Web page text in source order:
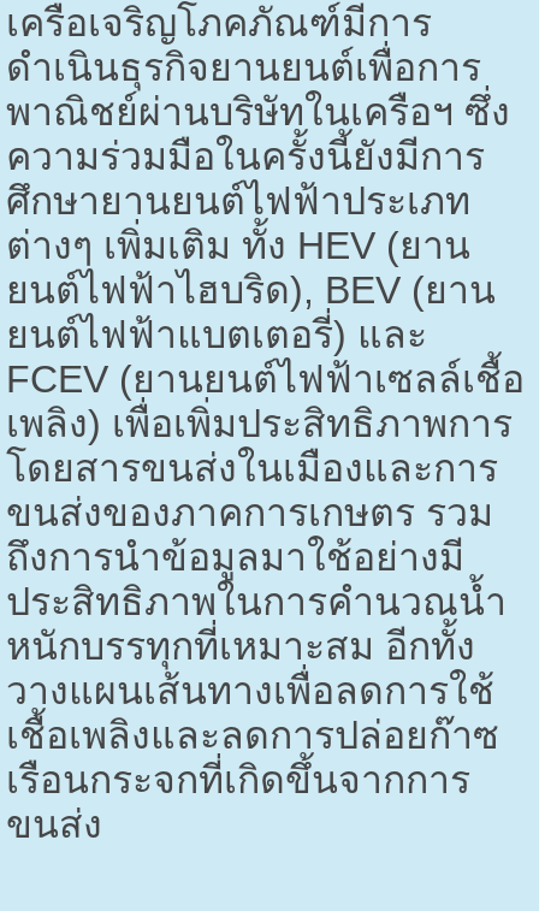
เครือเจริญโภคภัณฑ์มีการ
ดำเนินธุรกิจยานยนต์เพื่อการ
พาณิชย์ผ่านบริษัทในเครือฯ ซึ่ง
ความร่วมมือในครั้งนี้ยังมีการ
ศึกษายานยนต์ไฟฟ้าประเภท
ต่างๆ เพิ่มเติม ทั้ง HEV (ยาน
ยนต์ไฟฟ้าไฮบริด), BEV (ยาน
ยนต์ไฟฟ้าแบตเตอรี่) และ
FCEV (ยานยนต์ไฟฟ้าเซลล์เชื้อ
เพลิง) เพื่อเพิ่มประสิทธิภาพการ
โดยสารขนส่งในเมืองและการ
ขนส่งของภาคการเกษตร รวม
ถึงการนำข้อมูลมาใช้อย่างมี
ประสิทธิภาพในการคำนวณน้ำ
หนักบรรทุกที่เหมาะสม อีกทั้ง
วางแผนเส้นทางเพื่อลดการใช้
เชื้อเพลิงและลดการปล่อยก๊าซ
เรือนกระจกที่เกิดขึ้นจากการ
ขนส่ง